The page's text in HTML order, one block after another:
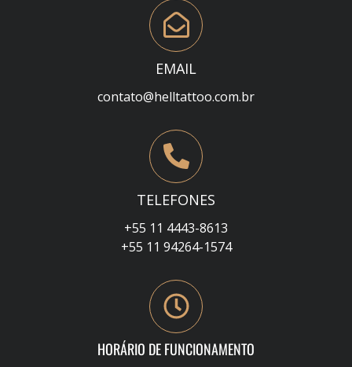
EMAIL
contato@helltattoo.com.br
TELEFONES
+55 11 4443-8613
+55 11 94264-1574
HORÁRIO DE FUNCIONAMENTO